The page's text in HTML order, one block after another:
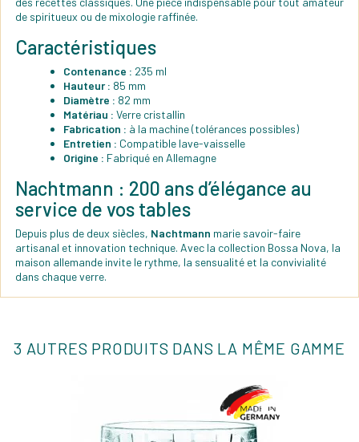
de spiritueux ou de mixologie raffinée.
Caractéristiques
Contenance : 235 ml
Hauteur : 85 mm
Diamètre : 82 mm
Matériau : Verre cristallin
Fabrication : à la machine (tolérances possibles)
Entretien : Compatible lave-vaisselle
Origine : Fabriqué en Allemagne
Nachtmann : 200 ans d’élégance au
service de vos tables
Depuis plus de deux siècles, Nachtmann marie savoir-faire
artisanal et innovation technique. Avec la collection Bossa Nova, la
maison allemande invite le rythme, la sensualité et la convivialité
dans chaque verre.
3 AUTRES PRODUITS DANS LA MÊME GAMME